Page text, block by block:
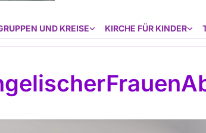
UND KREISE KIRCHE FÜR KINDER